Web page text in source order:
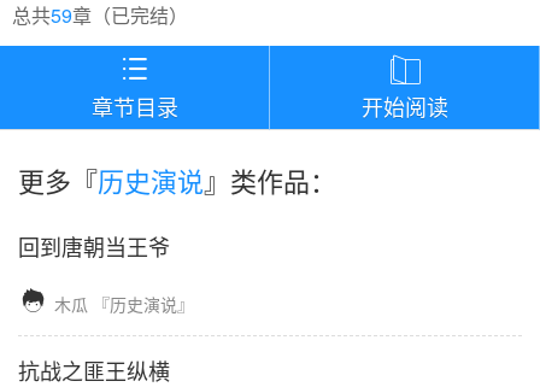
总共59章（已完结）

章节目录

开始阅读
更多『历史演说』类作品：
回到唐朝当王爷
 木瓜 『历史演说』
抗战之匪王纵横